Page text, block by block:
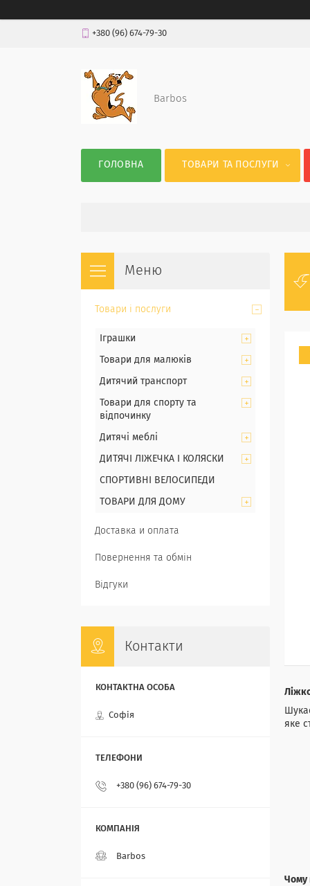
+380 (96) 674-79-30
Barbos
ГОЛОВНА ТОВАРИ ТА ПОСЛУГИ
яке
Чому
Товари і послуги
Іграшки
Товари для малюків
Дитячий транспорт
Товари для спорту та
відпочинку
Дитячі меблі
ДИТЯЧІ ЛІЖЕЧКА І КОЛЯСКИ
СПОРТИВНІ ВЕЛОСИПЕДИ
ТОВАРИ ДЛЯ ДОМУ
Доставка и оплата
Повернення та обмін
Відгуки
Контакти
Софія
+380 (96) 674-79-30
Barbos